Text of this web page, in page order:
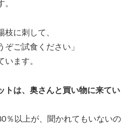
。
枝に刺して、
ぞご試食ください」
います。
トは、奥さんと買い物に来てい
％以上が、聞かれてもいないの